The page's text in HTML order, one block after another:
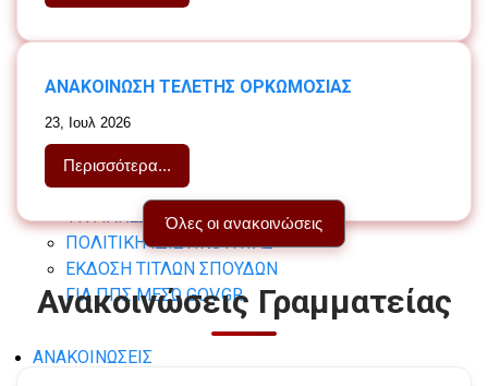
ΠΡΟΣΒΑΣΗΣ
ΙΣΤΟΤΟΠΟΣ
ΛΕΙΤΟΥΡΓΙΑΣ
ΔΙΑΔΙΚΑΣΙΑ ΥΠΟΒΟΛΗΣ
ΠΑΡΑΠΟΝΩΝ
ΨΗΦΙΑΚΕΣ ΥΠΗΡΕΣΙΕΣ
ΠΟΛΙΤΙΚΗ ΙΔΙΩΤΙΚΟΤΗΤΑΣ
ΕΚΔΟΣΗ ΤΙΤΛΩΝ ΣΠΟΥΔΩΝ
ΓΙΑ ΠΠΣ ΜΕΣΩ GOV.GR
ΑΝΑΚΟΙΝΩΣΕΙΣ
ΑΝΑΚΟΙΝΩΣΗ ΤΕΛΕΤΗΣ ΟΡΚΩΜΟΣΙΑΣ
23, Ιουλ 2026
Περισσότερα...
Όλες οι ανακοινώσεις
Ανακοινώσεις Γραμματείας